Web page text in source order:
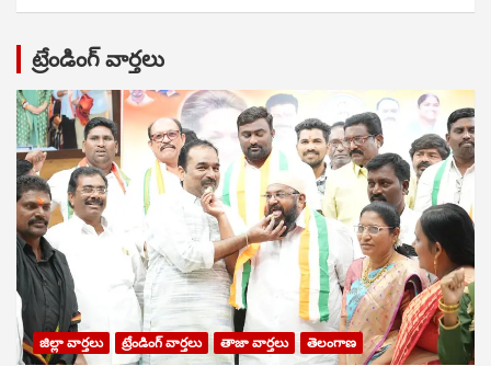
ట్రేండింగ్ వార్తలు
జిల్లా వార్తలు ట్రేండింగ్ వార్తలు తాజా వార్తలు తెలంగాణ